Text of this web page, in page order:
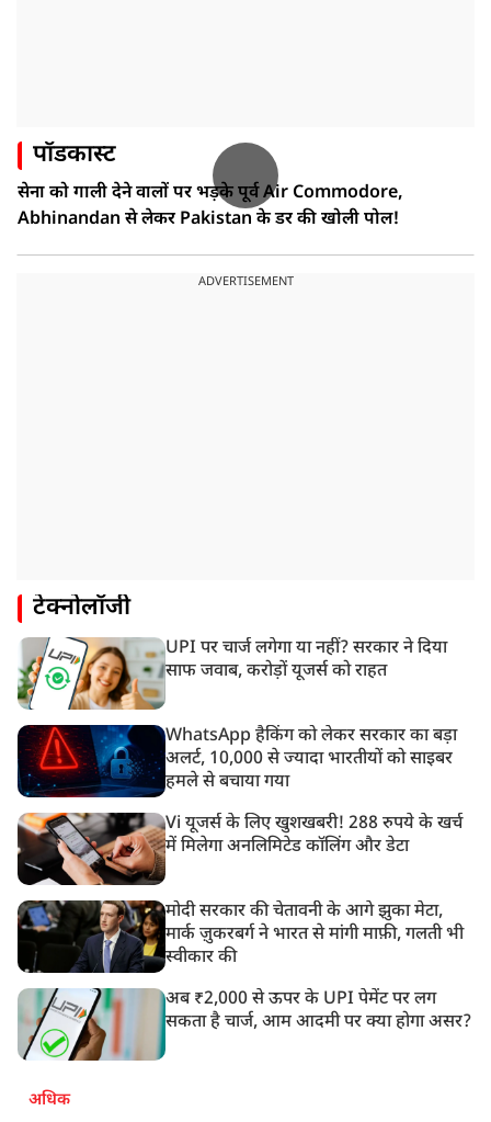
पॉडकास्ट
सेना को गाली देने वालों पर भड़के पूर्व Air Commodore,
Abhinandan से लेकर Pakistan के डर की खोली पोल!
ADVERTISEMENT
टेक्नोलॉजी
UPI पर चार्ज लगेगा या नहीं? सरकार ने दिया
साफ जवाब, करोड़ों यूजर्स को राहत
WhatsApp हैकिंग को लेकर सरकार का बड़ा
अलर्ट, 10,000 से ज्यादा भारतीयों को साइबर
हमले से बचाया गया
Vi यूजर्स के लिए खुशखबरी! 288 रुपये के खर्च
में मिलेगा अनलिमिटेड कॉलिंग और डेटा
मोदी सरकार की चेतावनी के आगे झुका मेटा,
मार्क ज़ुकरबर्ग ने भारत से मांगी माफ़ी, गलती भी
स्वीकार की
अब ₹2,000 से ऊपर के UPI पेमेंट पर लग
सकता है चार्ज, आम आदमी पर क्या होगा असर?
अधिक